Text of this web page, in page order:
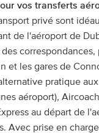
vos transferts
privé sont
de l'aéroport de
correspondances,
et les gares de
pratique
aéroport),
au départ de
Avec prise en